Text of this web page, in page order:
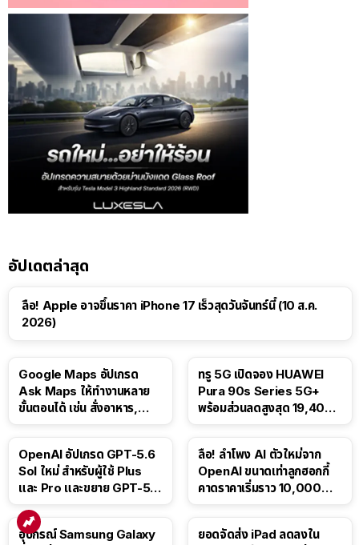
อัปเดตล่าสุด
ลือ! Apple อาจขึ้นราคา iPhone 17 เร็วสุดวันจันทร์นี้ (10 ส.ค.
2026)
Google Maps อัปเกรด
Ask Maps ให้ทำงานหลาย
ขั้นตอนได้ เช่น สั่งอาหาร,
ทรู 5G เปิดจอง HUAWEI
Pura 90s Series 5G+
พร้อมส่วนลดสูงสุด 19,400
OpenAI อัปเกรด GPT-5.6
Sol ใหม่ สำหรับผู้ใช้ Plus
และ Pro และขยาย GPT-5.6
ลือ! ลำโพง AI ตัวใหม่จาก
OpenAI ขนาดเท่าลูกฮอกกี้
คาดราคาเริ่มราว 10,000
อุปกรณ์ Samsung Galaxy
ยอดจัดส่ง iPad ลดลงใน